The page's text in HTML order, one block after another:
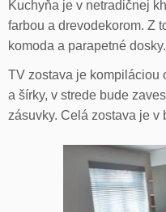
Kuchyňa je v netradičnej
farbou a drevodekorom. Z
komoda a parapetné dosky.
TV zostava je kompiláciou
a šírky, v strede bude
zásuvky. Celá zostava je v